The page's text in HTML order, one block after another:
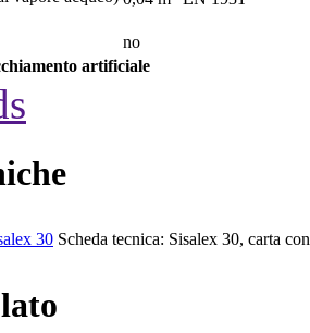
no
artificiale
30 Scheda tecnica: Sisalex 30, carta